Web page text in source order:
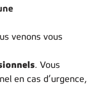
venons vous
. Vous
en cas d’urgence,